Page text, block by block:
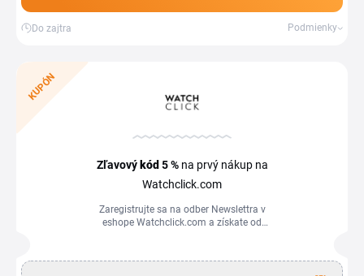
Do zajtra Podmienky
KUPÓN
Zľavový kód 5 %na prvý nákup na
Watchclick.com
Zaregistrujte sa na odber Newslettra v
eshope Watchclick.com a získate od
Watchclick pošle zľavový kód na prvý